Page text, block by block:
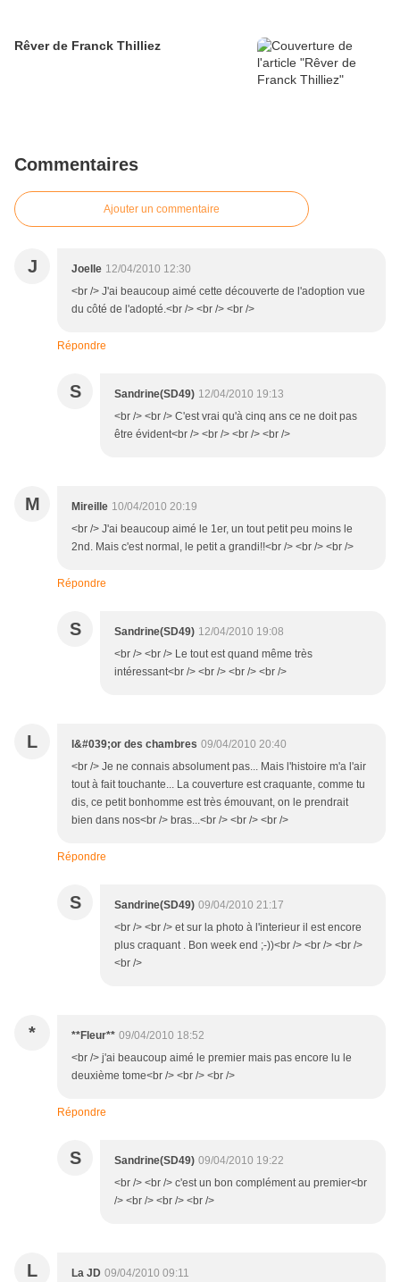
Rêver de Franck Thilliez
Commentaires
Ajouter un commentaire
J Joelle 12/04/2010 12:30
<br /> J'ai beaucoup aimé cette découverte de l'adoption vue
du côté de l'adopté.<br /> <br /> <br />
Répondre
S Sandrine(SD49) 12/04/2010 19:13
<br /> <br /> C'est vrai qu'à cinq ans ce ne doit pas
être évident<br /> <br /> <br /> <br />
M Mireille 10/04/2010 20:19
<br /> J'ai beaucoup aimé le 1er, un tout petit peu moins le
2nd. Mais c'est normal, le petit a grandi!!<br /> <br /> <br />
Répondre
S Sandrine(SD49) 12/04/2010 19:08
<br /> <br /> Le tout est quand même très
intéressant<br /> <br /> <br /> <br />
L l&#039;or des chambres 09/04/2010 20:40
<br /> Je ne connais absolument pas... Mais l'histoire m'a l'air
tout à fait touchante... La couverture est craquante, comme tu
dis, ce petit bonhomme est très émouvant, on le prendrait
bien dans nos<br /> bras...<br /> <br /> <br />
Répondre
S Sandrine(SD49) 09/04/2010 21:17
<br /> <br /> et sur la photo à l'interieur il est encore
plus craquant . Bon week end ;-))<br /> <br /> <br />
<br />
* **Fleur** 09/04/2010 18:52
<br /> j'ai beaucoup aimé le premier mais pas encore lu le
deuxième tome<br /> <br /> <br />
Répondre
S Sandrine(SD49) 09/04/2010 19:22
<br /> <br /> c'est un bon complément au premier<br
/> <br /> <br /> <br />
L La JD 09/04/2010 09:11